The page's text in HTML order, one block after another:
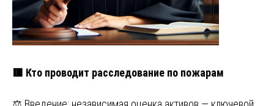
🟥 Кто проводит расследование по пожарам